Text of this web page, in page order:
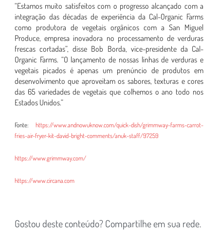
“Estamos muito satisfeitos com o progresso alcançado com a
integração das décadas de experiência da Cal-Organic Farms
como produtora de vegetais orgânicos com a San Miguel
Produce, empresa inovadora no processamento de verduras
frescas cortadas”, disse Bob Borda, vice-presidente da Cal-
Organic Farms. “O lançamento de nossas linhas de verduras e
vegetais picados é apenas um prenúncio de produtos em
desenvolvimento que aproveitam os sabores, texturas e cores
das 65 variedades de vegetais que colhemos o ano todo nos
Estados Unidos.”
Fonte: https://www.andnowuknow.com/quick-dish/grimmway-farms-carrot-
fries-air-fryer-kit-david-bright-comments/anuk-staff/97259
https://www.grimmway.com/
https://www.circana.com
Gostou deste conteúdo? Compartilhe em sua rede.